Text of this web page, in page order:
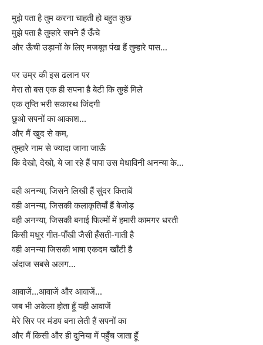
मुझे पता है तुम करना चाहती हो बहुत कुछ
मुझे पता है तुम्हारे सपने हैं ऊँचे
और ऊँची उड़ानों के लिए मजबूत पंख हैं तुम्हारे पास…
पर उम्र की इस ढलान पर
मेरा तो बस एक ही सपना है बेटी कि तुम्हें मिले
एक तृप्ति भरी सकारथ जिंदगी
छुओ सपनों का आकाश…
और मैं खुद से कम,
तुम्हारे नाम से ज्यादा जाना जाऊँ
कि देखो, देखो, ये जा रहे हैं पापा उस मेधाविनी अनन्या के…
वही अनन्या, जिसने लिखी हैं सुंदर किताबें
वही अनन्या, जिसकी कलाकृतियाँ हैं बेजोड़
वही अनन्या, जिसकी बनाई फिल्मों में हमारी कामगर धरती
किसी मधुर गीत-पाँखी जैसी हँसती-गाती है
वही अनन्या जिसकी भाषा एकदम खाँटी है
अंदाज सबसे अलग…
आवाजें…आवाजें और आवाजें…
जब भी अकेला होता हूँ यही आवाजें
मेरे सिर पर मंडप बना लेती हैं सपनों का
और मैं किसी और ही दुनिया में पहुँच जाता हूँ